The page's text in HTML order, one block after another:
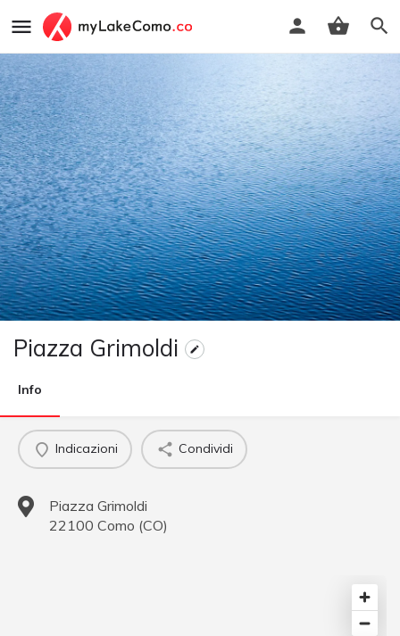
Piazza Grimoldi
Info
Indicazioni Condividi
Piazza Grimoldi
22100 Como (CO)